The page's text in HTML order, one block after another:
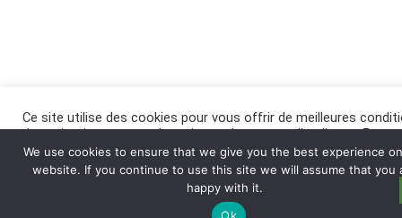
Ce site utilise des cookies pour vous offrir de meilleures
de navigation, et pour des raisons de mesure d’audience. En
cliquant sur « Accepter », vous acceptez l’utilisation de
ce site. Pour en savoir plus cliquez-ici.
We use cookies to ensure that we give you the best experience
website. If you continue to use this site we will assume that you
happy with it.
Ok